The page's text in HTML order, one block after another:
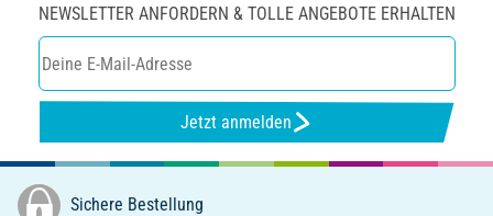
NEWSLETTER ANFORDERN & TOLLE ANGEBOTE ERHALTEN
Jetzt anmelden
Sichere Bestellung